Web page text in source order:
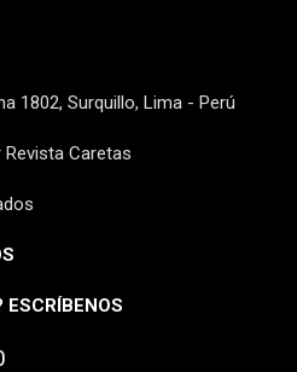
1802, Surquillo, Lima - Perú
Caretas
ESCRÍBENOS